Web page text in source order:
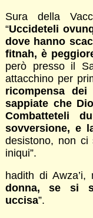
Sura della
“Uccideteli
dove hanno
fitnah, è
però presso il
attacchino per
ricompensa
sappiate che
Combatteteli
sovversione, e
desistono, non
iniqui”.
hadith di Awza’i,
donna, se si
uccisa”.